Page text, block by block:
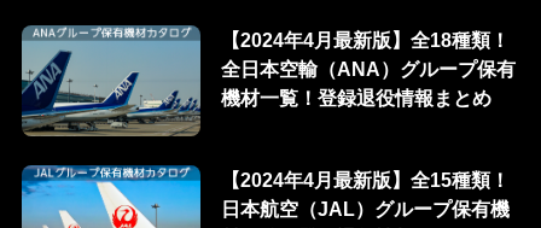
【2024年4月最新版】全18種類！
全日本空輸（ANA）グループ保有
機材一覧！登録退役情報まとめ
【2024年4月最新版】全15種類！
日本航空（JAL）グループ保有機